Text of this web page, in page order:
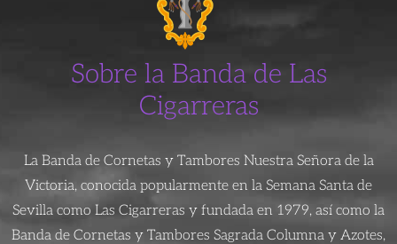
Sobre la Banda de Las
Cigarreras
La Banda de Cornetas y Tambores Nuestra Señora de la
Victoria, conocida popularmente en la Semana Santa de
Sevilla como Las Cigarreras y fundada en 1979, así como la
Banda de Cornetas y Tambores Sagrada Columna y Azotes,